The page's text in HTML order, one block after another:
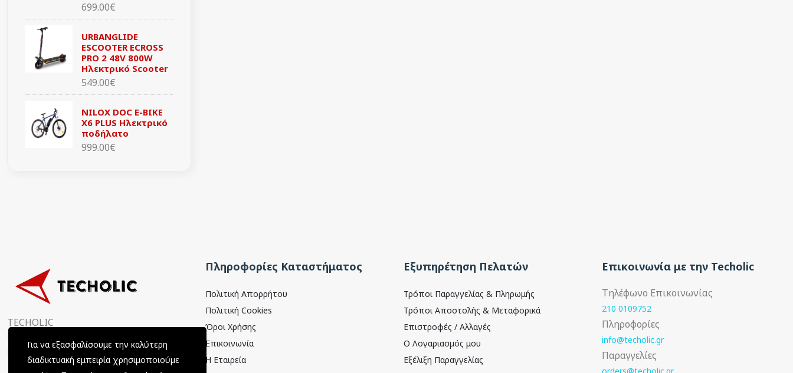
699.00€
URBANGLIDE
ESCOOTER ECROSS
PRO 2 48V 800W
Ηλεκτρικό Scooter
549.00€
NILOX DOC E-BIKE
X6 PLUS Ηλεκτρικό
ποδήλατο
999.00€
TECHOLIC
Παραμυθιάς 4, 15354
Γλυκά Νερά, Αττική, Ελλάδα
Πληροφορίες Καταστήματος
Πολιτική Απορρήτου
Πολιτική Cookies
Όροι Χρήσης
Επικοινωνία
Η Εταιρεία
Εξυπηρέτηση Πελατών
Τρόποι Παραγγελίας & Πληρωμής
Τρόποι Αποστολής & Μεταφορικά
Επιστροφές / Αλλαγές
Ο Λογαριασμός μου
Εξέλιξη Παραγγελίας
Επικοινωνία με την Techolic
Τηλέφωνο Επικοινωνίας
210 0109752
Πληροφορίες
info@techolic.gr
Παραγγελίες
Για να εξασφαλίσουμε την καλύτερη
διαδικτυακή εμπειρία χρησιμοποιούμε